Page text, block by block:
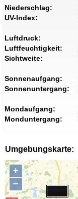
Niederschlag:
UV-Index:
Luftdruck:
Luftfeuchtigkeit:
Sichtweite:
Sonnenaufgang:
Sonnenuntergang:
Mondaufgang:
Monduntergang:
Umgebungskarte:
+
−